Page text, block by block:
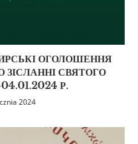
ОГОЛОШЕННЯ
ЗІСЛАННІ СВЯТОГО
Р.
2024